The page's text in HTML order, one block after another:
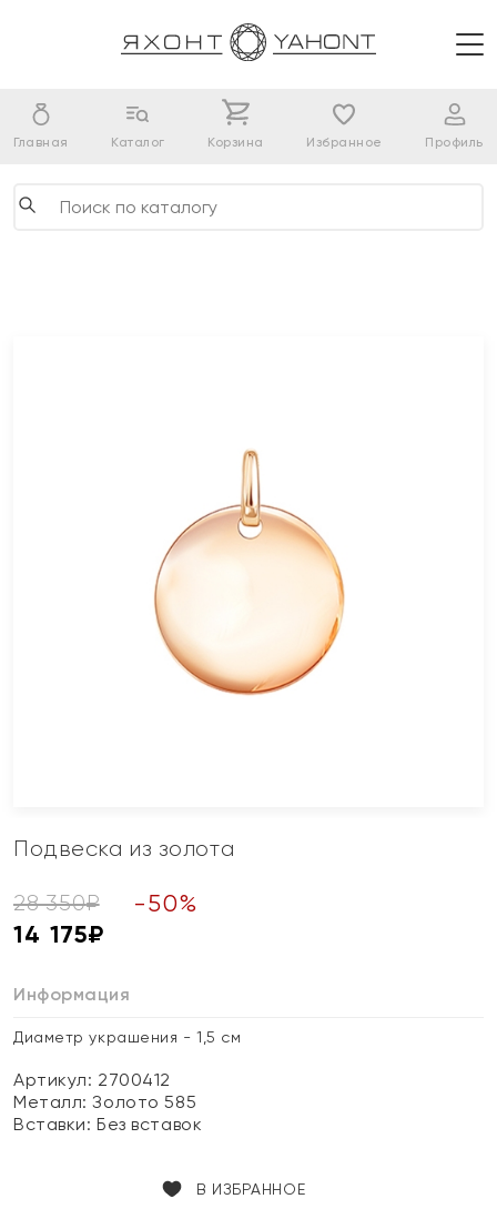
Главная Каталог Корзина Избранное Профиль
Подвеска из золота
28 350₽ -50%
14 175₽
Информация
Диаметр украшения - 1,5 см
Артикул: 2700412
Металл:Золото 585
Вставки:Без вставок
В ИЗБРАННОЕ